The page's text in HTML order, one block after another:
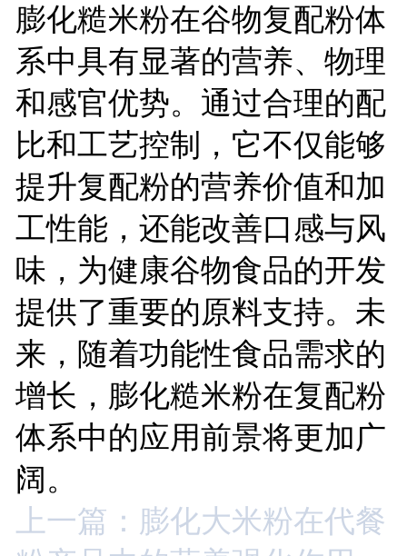
膨化糙米粉在谷物复配粉体
系中具有显著的营养、物理
和感官优势。通过合理的配
比和工艺控制，它不仅能够
提升复配粉的营养价值和加
工性能，还能改善口感与风
味，为健康谷物食品的开发
提供了重要的原料支持。未
来，随着功能性食品需求的
增长，膨化糙米粉在复配粉
体系中的应用前景将更加广
阔。
上一篇：膨化大米粉在代餐